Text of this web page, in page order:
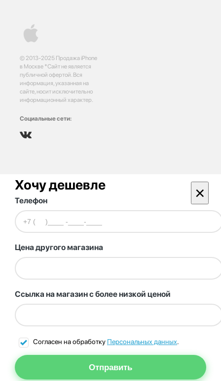
© 2013-2025 Продажа iPhone
в Москве *Сайт не является
публичной офертой. Вся
информация, указанная на
сайте, носит исключительно
информационный характер.
Социальные сети:
Хочу дешевле ×
Телефон
Цена другого магазина
Ссылка на магазин с более низкой ценой
Согласен на обработку Персональных данных.
Отправить